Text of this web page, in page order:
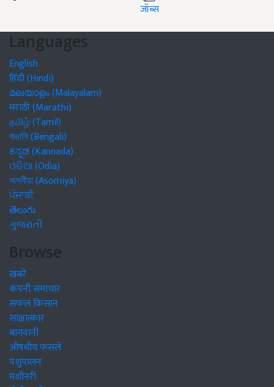
जॉब्स
Languages
English
हिंदी (Hindi)
മലയാളം (Malayalam)
मराठी (Marathi)
தமிழ் (Tamil)
বাঙালি (Bengali)
ಕನ್ನಡ (Kannada)
ଓଡିଆ (Odia)
অসমীয়া (Asomiya)
ਪੰਜਾਬੀ
తెలుగు
ગુજરાતી
Browse
खबरें
कंपनी समाचार
सफल किसान
साक्षात्कार
बागवानी
औषधीय फसलें
पशुपालन
मशीनरी